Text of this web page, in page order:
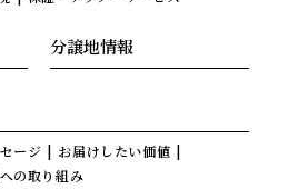
分譲地情報
ージ
お届けしたい価値
の取り組み